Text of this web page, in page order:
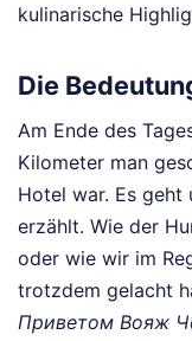
kulinarische
Die
Am Ende des
Kilometer man
Hotel war. Es geht
erzählt. Wie der
oder wie wir im
trotzdem gelacht
Приветом Вояж